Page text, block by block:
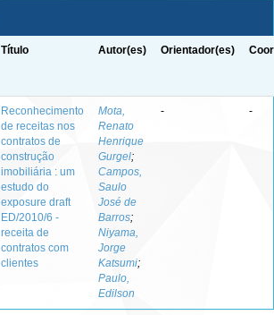
Título Autor(es) Orientador(es)
Reconhecimento
de receitas nos
contratos de
construção
imobiliária : um
estudo do
exposure draft
ED/2010/6 -
receita de
contratos com
clientes
Mota,
Renato
Henrique
Gurgel;
Campos,
Saulo
José de
Barros;
Niyama,
Jorge
Katsumi;
Paulo,
Edilson
- -